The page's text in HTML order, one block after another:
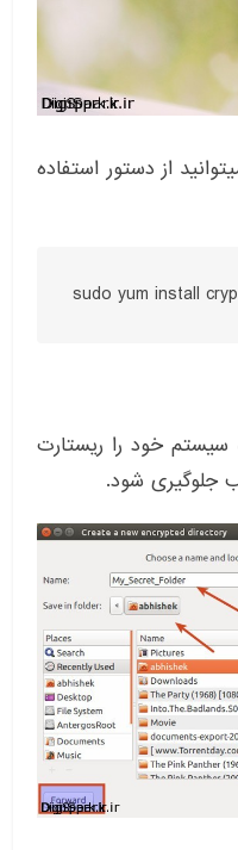
از دستور استفاده
sudo yum install
خود را ریستارت
جلوگیری شود.